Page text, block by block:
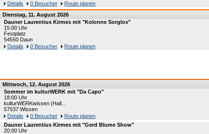
Details
0 Besucher
Route planen
Dienstag, 11. August 2026
Dauner Laurentius Kirmes mit "Kolonne Sorglos"
15:00 Uhr
Festplatz
54550 Daun
Details
0 Besucher Route planen
Mittwoch, 12. August 2026
Sommer im kulturWERK mit "Da Capo"
18:00 Uhr
kulturWERKwissen (Hall...
57537 Wissen
Details
0 Besucher
Route planen
Dauner Laurentius Kirmes mit "Gerd Blume Show"
20:00 Uhr